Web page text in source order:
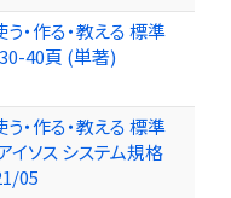
・作る・教える 標準
40頁 (単著)
・作る・教える 標準
ソス システム規格
05